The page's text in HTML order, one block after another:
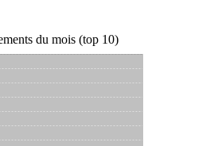
du mois (top 10)